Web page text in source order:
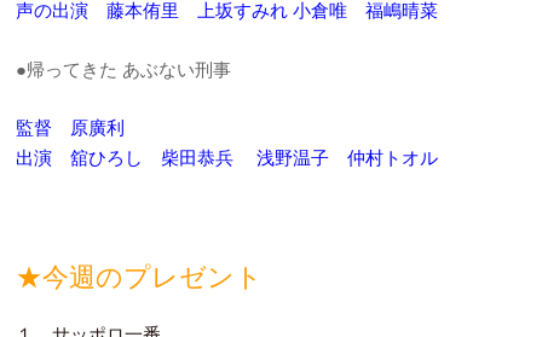
声の出演 藤本侑里 上坂すみれ 小倉唯 福嶋晴菜
●帰ってきた あぶない刑事
監督 原廣利
出演 舘ひろし 柴田恭兵 浅野温子 仲村トオル
★今週のプレゼント